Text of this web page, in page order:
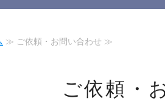
≫ ご依頼・お問い合わせ ≫
ご依頼・